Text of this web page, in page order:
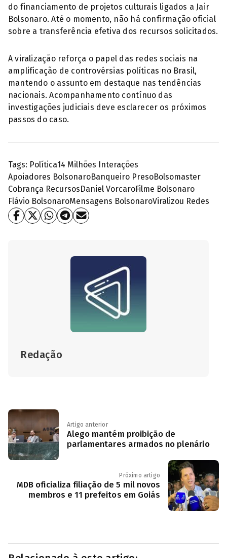
do financiamento de projetos culturais ligados a Jair
Bolsonaro. Até o momento, não há confirmação oficial
sobre a transferência efetiva dos recursos solicitados.
A viralização reforça o papel das redes sociais na
amplificação de controvérsias políticas no Brasil,
mantendo o assunto em destaque nas tendências
nacionais. Acompanhamento contínuo das
investigações judiciais deve esclarecer os próximos
passos do caso.
Tags: Política14 Milhões Interações
Apoiadores BolsonaroBanqueiro PresoBolsomaster
Cobrança RecursosDaniel VorcaroFilme Bolsonaro
Flávio BolsonaroMensagens BolsonaroViralizou Redes
Redação
Artigo anterior
Alego mantém proibição de
parlamentares armados no plenário
Próximo artigo
MDB oficializa filiação de 5 mil novos
membros e 11 prefeitos em Goiás